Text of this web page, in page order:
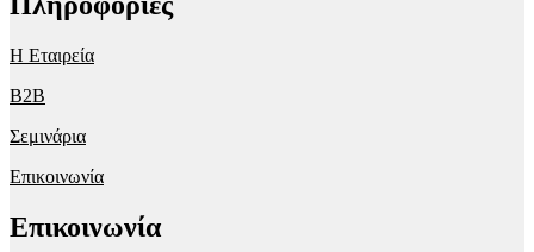
Η Εταιρεία
B2B
Σεμινάρια
Επικοινωνία
Επικοινωνία